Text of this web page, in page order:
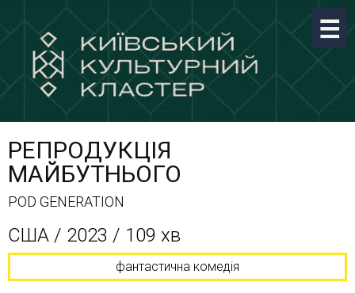
РЕПРОДУКЦІЯ
МАЙБУТНЬОГО
POD GENERATION
CША / 2023 / 109 хв
фантастична комедія